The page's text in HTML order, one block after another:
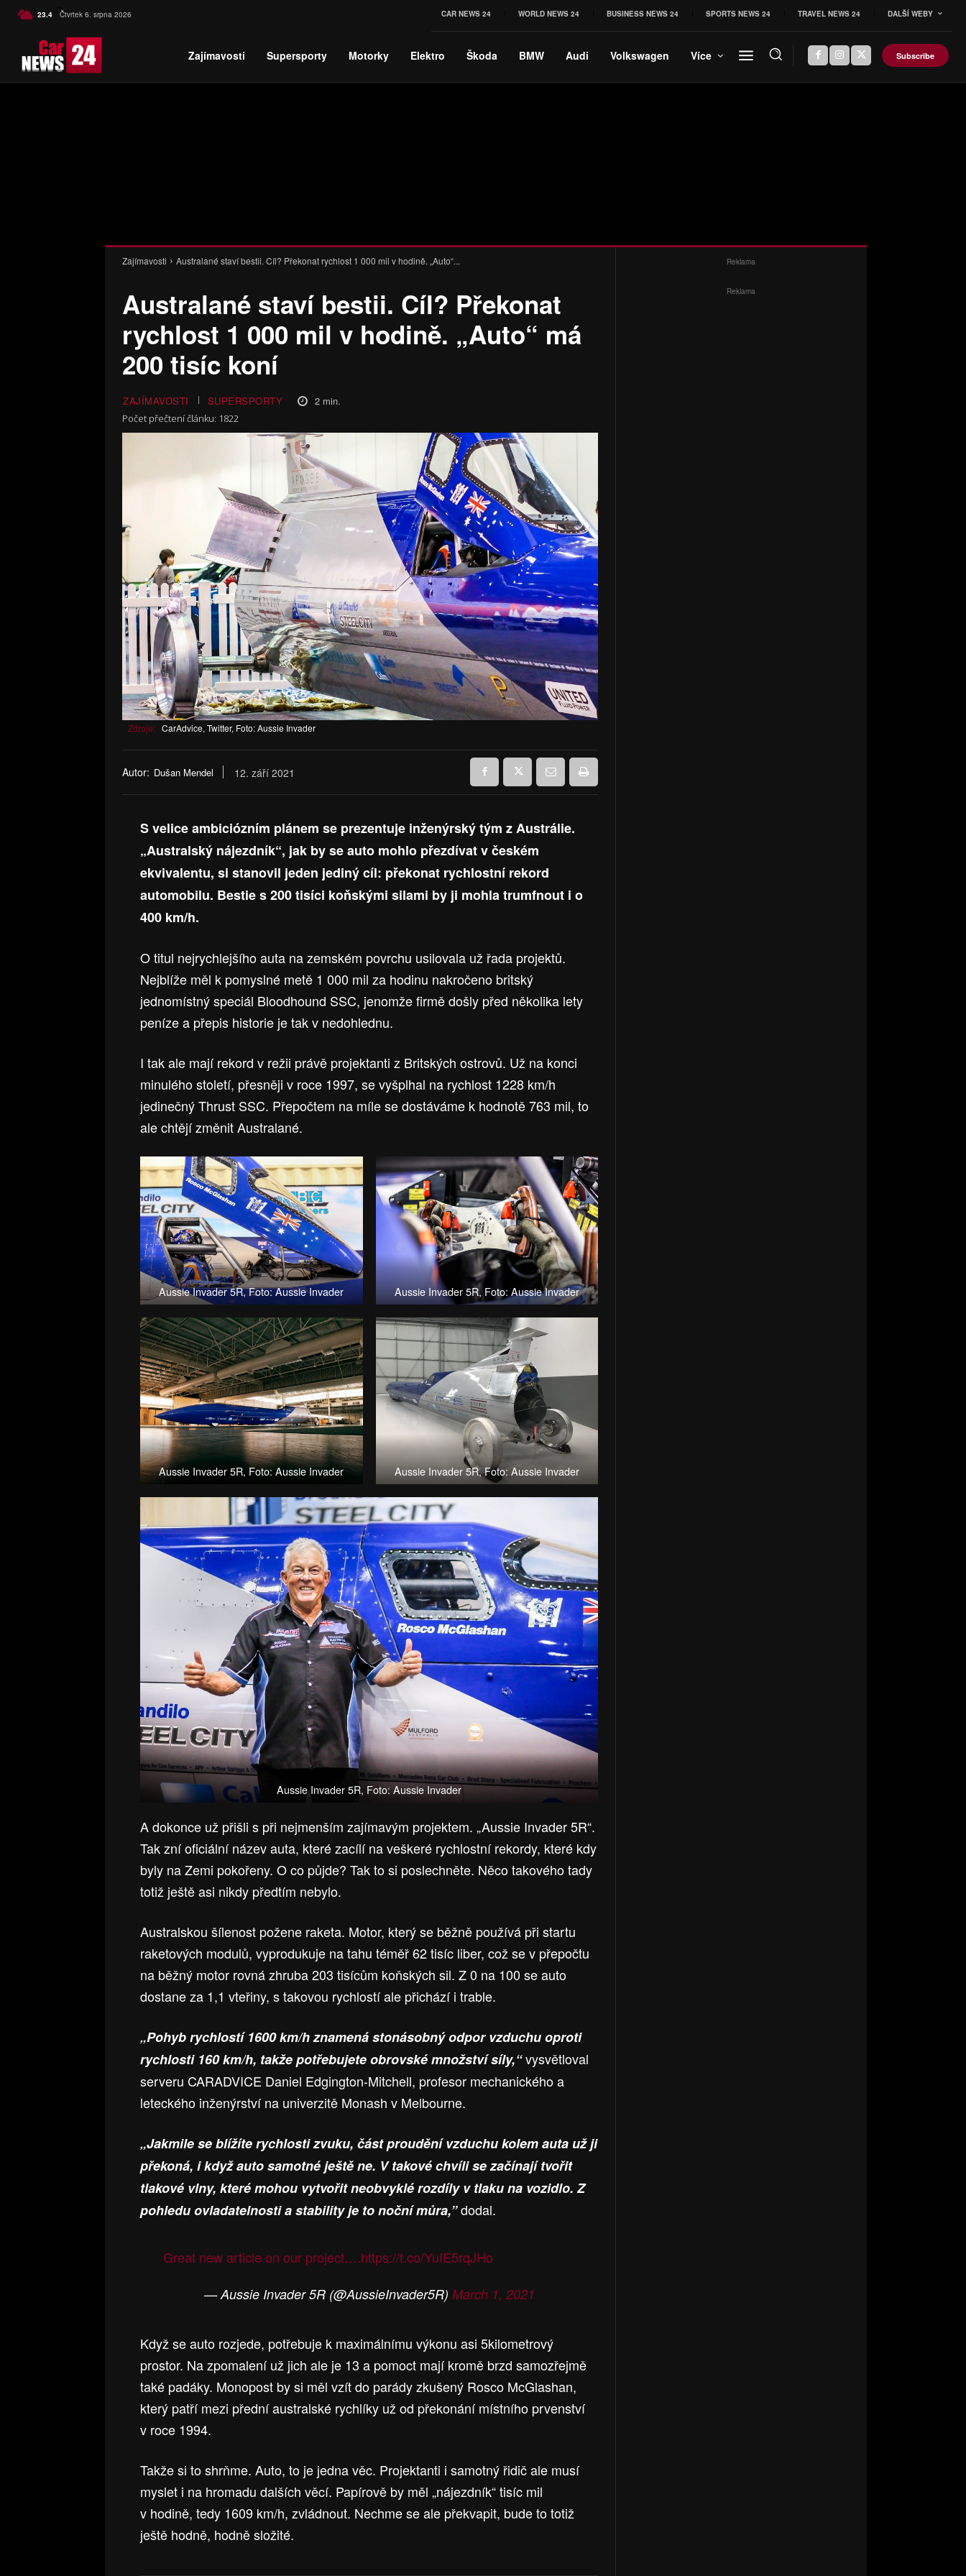
23.4 C Czech
Čtvrtek 6. srpna 2026 CAR NEWS 24 WORLD NEWS 24 BUSINESS NEWS 24 SPORTS NEWS 24 TRAVEL NEWS 24 DALŠÍ WEBY
Zajímavosti Supersporty Motorky Elektro Škoda BMW Audi Volkswagen Více Subscribe
Zajímavosti Australané staví bestii. Cíl? Překonat rychlost 1 000 mil v hodině. „Auto“...
Australané staví bestii. Cíl? Překonat
rychlost 1 000 mil v hodině. „Auto“ má
200 tisíc koní
ZAJÍMAVOSTI SUPERSPORTY 2 min.
Počet přečtení článku: 1822
Zdroje: CarAdvice, Twitter, Foto: Aussie Invader
Autor: Dušan Mendel 12. září 2021
S velice ambiciózním plánem se prezentuje inženýrský tým z Austrálie.
„Australský nájezdník“, jak by se auto mohlo přezdívat v českém
ekvivalentu, si stanovil jeden jediný cíl: překonat rychlostní rekord
automobilu. Bestie s 200 tisíci koňskými silami by ji mohla trumfnout i o
400 km/h.
O titul nejrychlejšího auta na zemském povrchu usilovala už řada projektů.
Nejblíže měl k pomyslné metě 1 000 mil za hodinu nakročeno britský
jednomístný speciál Bloodhound SSC, jenomže firmě došly před několika lety
peníze a přepis historie je tak v nedohlednu.
I tak ale mají rekord v režii právě projektanti z Britských ostrovů. Už na konci
minulého století, přesněji v roce 1997, se vyšplhal na rychlost 1228 km/h
jedinečný Thrust SSC. Přepočtem na míle se dostáváme k hodnotě 763 mil, to
ale chtějí změnit Australané.
Aussie Invader 5R, Foto: Aussie Invader Aussie Invader 5R, Foto: Aussie Invader
Aussie Invader 5R, Foto: Aussie Invader Aussie Invader 5R, Foto: Aussie Invader
Aussie Invader 5R, Foto: Aussie Invader
A dokonce už přišli s při nejmenším zajímavým projektem. „Aussie Invader 5R“.
Tak zní oficiální název auta, které zacílí na veškeré rychlostní rekordy, které kdy
byly na Zemi pokořeny. O co půjde? Tak to si poslechněte. Něco takového tady
totiž ještě asi nikdy předtím nebylo.
Australskou šílenost požene raketa. Motor, který se běžně používá při startu
raketových modulů, vyprodukuje na tahu téměř 62 tisíc liber, což se v přepočtu
na běžný motor rovná zhruba 203 tisícům koňských sil. Z 0 na 100 se auto
dostane za 1,1 vteřiny, s takovou rychlostí ale přichází i trable.
„Pohyb rychlostí 1600 km/h znamená stonásobný odpor vzduchu oproti
rychlosti 160 km/h, takže potřebujete obrovské množství síly,“vysvětloval
serveru CARADVICE Daniel Edgington-Mitchell, profesor mechanického a
leteckého inženýrství na univerzitě Monash v Melbourne.
„Jakmile se blížíte rychlosti zvuku, část proudění vzduchu kolem auta už ji
překoná, i když auto samotné ještě ne. V takové chvíli se začínají tvořit
tlakové vlny, které mohou vytvořit neobvyklé rozdíly v tlaku na vozidlo. Z
pohledu ovladatelnosti a stability je to noční můra,”dodal.
Great new article on our project….https://t.co/YuIE5rqJHo
— Aussie Invader 5R (@AussieInvader5R) March 1, 2021
Když se auto rozjede, potřebuje k maximálnímu výkonu asi 5kilometrový
prostor. Na zpomalení už jich ale je 13 a pomoct mají kromě brzd samozřejmě
také padáky. Monopost by si měl vzít do parády zkušený Rosco McGlashan,
který patří mezi přední australské rychlíky už od překonání místního prvenství
v roce 1994.
Takže si to shrňme. Auto, to je jedna věc. Projektanti i samotný řidič ale musí
myslet i na hromadu dalších věcí. Papírově by měl „nájezdník“ tisíc mil
v hodině, tedy 1609 km/h, zvládnout. Nechme se ale překvapit, bude to totiž
ještě hodně, hodně složité.
Reklama
Reklama